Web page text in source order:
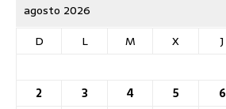
agosto 2026
D
L M X J
2
3 4 5 6